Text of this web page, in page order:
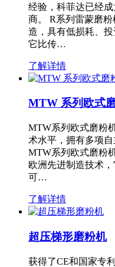
经验，科菲达已经
商。 R系列雷蒙磨
造，具有低损耗、
它比传…
了解详情
MTW 系列欧式
MTW系列欧式磨粉
术水平，拥有多项
MTW系列欧式磨粉
欧洲先进制造技术
可…
了解详情
超压梯形磨粉机
获得了CE和国家专